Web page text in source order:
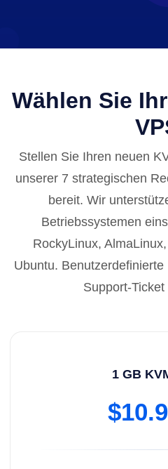
Wählen Sie
Stellen Sie Ihren neuen
unserer 7 strategischen
bereit. Wir
Betriebssystemen
RockyLinux,
Ubuntu.
Support-
1 GB